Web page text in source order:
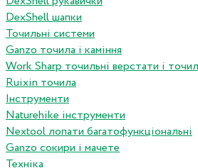
DexShell шапки
Точильні системи
Ganzo точила і каміння
Work Sharp точильні верстати і
Ruixin точила
Інструменти
Naturehike інструменти
Nextool лопати багатофункціональні
Ganzo сокири і мачете
Техніка